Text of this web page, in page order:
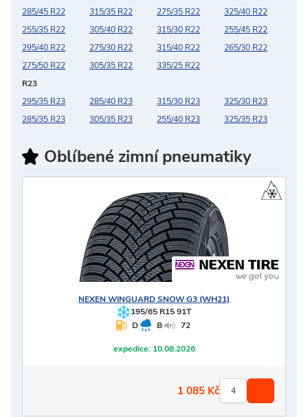
285/45 R22
315/35 R22 275/35 R22
325/40 R22
255/35 R22
305/40 R22 315/30 R22
255/45 R22
295/40 R22
275/30 R22 315/40 R22
265/30 R22
275/50 R22
305/35 R22
335/25 R22
R23
295/35 R23
285/40 R23 315/30 R23
325/30 R23
285/35 R23
305/35 R23 255/40 R23 325/35 R23
oblíbené zimní pneumatiky
NEXEN WINGUARD SNOW G3 (WH21)
195/65 R15 91T
D
B 72
expedice:10.08.2026
1 085 Kč